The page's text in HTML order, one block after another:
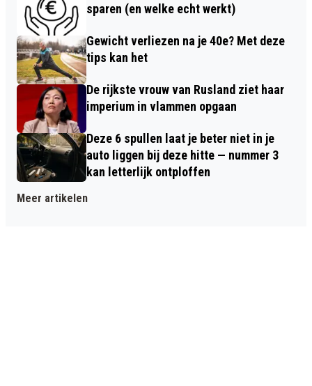
sparen (en welke echt werkt)
Gewicht verliezen na je 40e? Met deze
tips kan het
De rijkste vrouw van Rusland ziet haar
imperium in vlammen opgaan
Deze 6 spullen laat je beter niet in je
auto liggen bij deze hitte — nummer 3
kan letterlijk ontploffen
Meer artikelen